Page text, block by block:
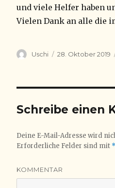
und viele Helfer haben
Vielen Dank an alle die
Autor
Uschi
Veröffentlicht
28. Oktober 2019
Schreibe einen
Deine E-Mail-Adresse wird
Erforderliche Felder sind mit *
KOMMENTAR